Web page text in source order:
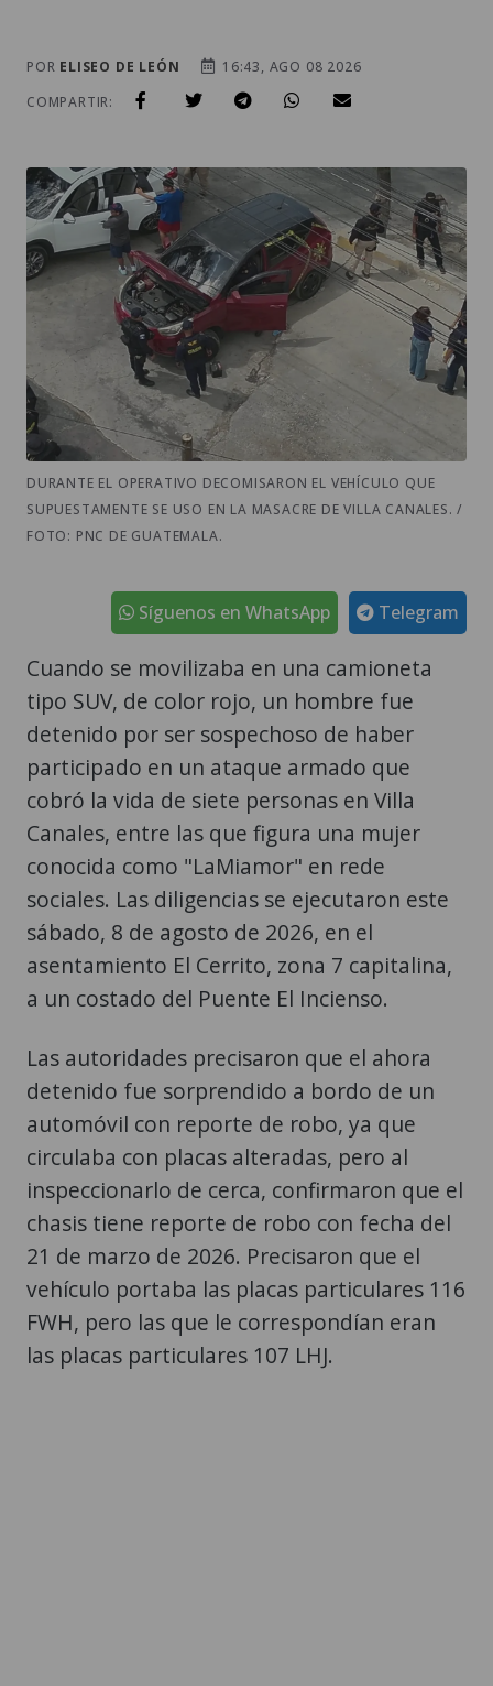
POR ELISEO DE LEÓN
16:43, AGO 08 2026
COMPARTIR:
DURANTE EL OPERATIVO DECOMISARON EL VEHÍCULO QUE
SUPUESTAMENTE SE USO EN LA MASACRE DE VILLA CANALES. /
FOTO: PNC DE GUATEMALA.
Telegram
Síguenos en WhatsApp
Cuando se movilizaba en una camioneta
tipo SUV, de color rojo, un hombre fue
detenido por ser sospechoso de haber
participado en un ataque armado que
cobró la vida de siete personas en Villa
Canales, entre las que figura una mujer
conocida como "LaMiamor" en rede
sociales. Las diligencias se ejecutaron este
sábado, 8 de agosto de 2026, en el
asentamiento El Cerrito, zona 7 capitalina,
a un costado del Puente El Incienso.
Las autoridades precisaron que el ahora
detenido fue sorprendido a bordo de un
automóvil con reporte de robo, ya que
circulaba con placas alteradas, pero al
inspeccionarlo de cerca, confirmaron que el
chasis tiene reporte de robo con fecha del
21 de marzo de 2026. Precisaron que el
vehículo portaba las placas particulares 116
FWH, pero las que le correspondían eran
las placas particulares 107 LHJ.